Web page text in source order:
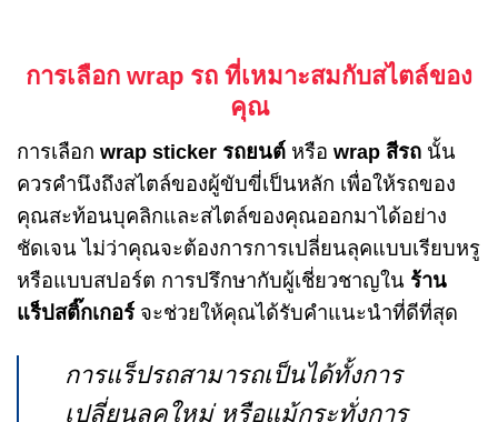
การเลือก wrap รถ ที่เหมาะสมกับสไตล์ของ
คุณ
การเลือก wrap sticker รถยนต์ หรือ wrap สีรถ นั้น
ควรคำนึงถึงสไตล์ของผู้ขับขี่เป็นหลัก เพื่อให้รถของ
คุณสะท้อนบุคลิกและสไตล์ของคุณออกมาได้อย่าง
ชัดเจน ไม่ว่าคุณจะต้องการการเปลี่ยนลุคแบบเรียบหรู
หรือแบบสปอร์ต การปรึกษากับผู้เชี่ยวชาญใน ร้าน
แร็ปสติ๊กเกอร์จะช่วยให้คุณได้รับคำแนะนำที่ดีที่สุด
การแร็ปรถสามารถเป็นได้ทั้งการ
เปลี่ยนลุคใหม่ หรือแม้กระทั่งการ